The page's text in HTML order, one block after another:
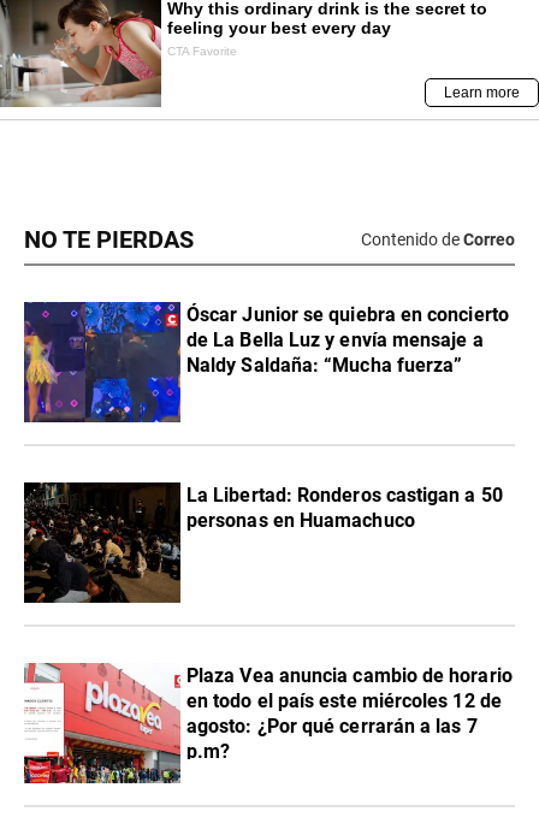
NO TE PIERDAS Contenido deCorreo
Óscar Junior se quiebra en concierto
de La Bella Luz y envía mensaje a
Naldy Saldaña: “Mucha fuerza”
La Libertad: Ronderos castigan a 50
personas en Huamachuco
Plaza Vea anuncia cambio de horario
en todo el país este miércoles 12 de
agosto: ¿Por qué cerrarán a las 7
p.m?